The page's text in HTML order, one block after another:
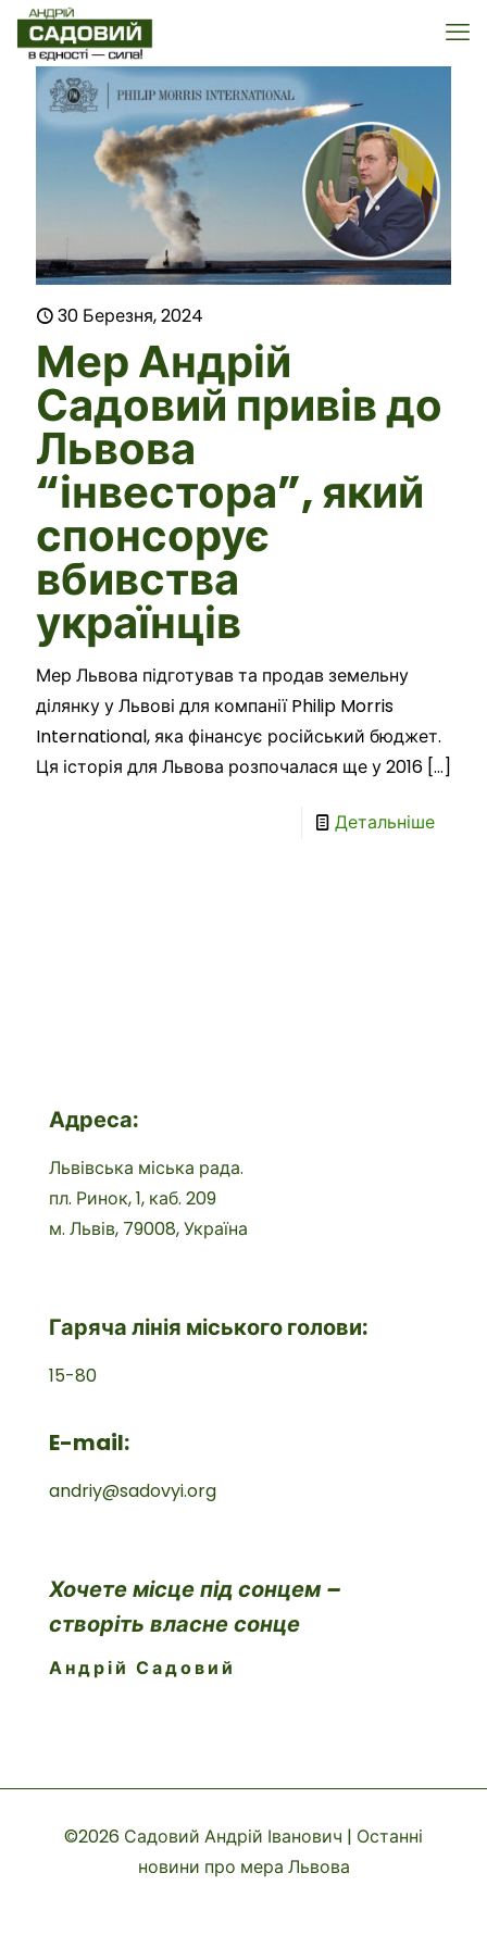
30 Березня, 2024
Мер Андрій
Садовий привів до
Львова
“інвестора”, який
спонсорує
вбивства
українців
Мер Львова підготував та продав земельну
ділянку у Львові для компанії Philip Morris
International, яка фінансує російський бюджет.
Ця історія для Львова розпочалася ще у 2016 […]
Детальніше
Адреса:
Львівська міська рада.
пл. Ринок, 1, каб. 209
м. Львів, 79008, Україна
Гаряча лінія міського голови:
15-80
E-mail:
andriy@sadovyi.org
Хочете місце під сонцем –
створіть власне сонце
Андрій Садовий
©2026 Садовий Андрій Іванович | Останні
новини про мера Львова